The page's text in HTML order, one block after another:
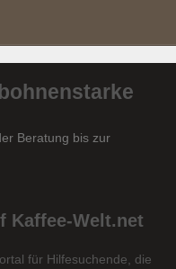
Beratung bis zur
Kaffee-Welt.net
für Hilfesuchende, die